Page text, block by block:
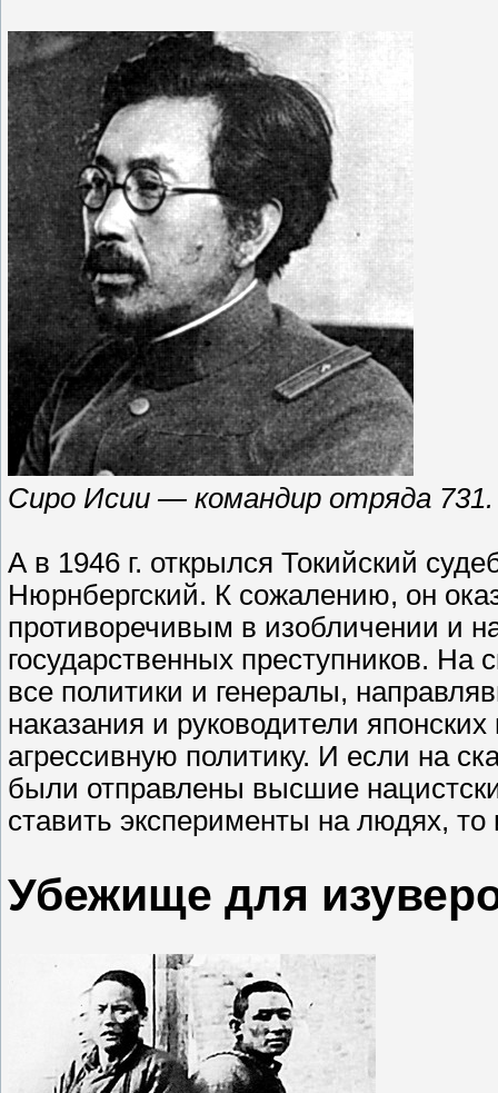
Сиро Исии — командир отряда 731.
А в 1946 г. открылся Токийский
Нюрнбергский. К сожалению, он
противоречивым в изобличении и
государственных преступников. На
все политики и генералы,
наказания и руководители
агрессивную политику. И если на
были отправлены высшие
ставить эксперименты на людях,
Убежище для